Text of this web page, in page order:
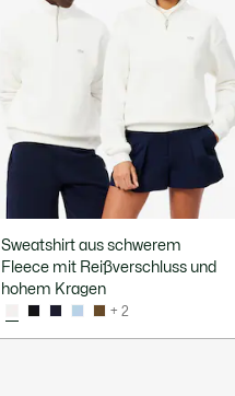
Sweatshirt aus schwerem
Fleece mit Reißverschluss und
hohem Kragen
+ 2